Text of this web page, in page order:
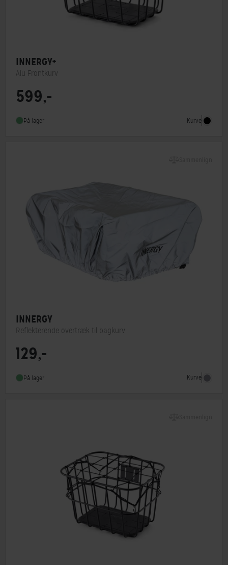
INNERGY+
Alu Frontkurv
Type
599,-
På lager Kurve
INNERGY
Reflekterende overtræk til bagkurv
Type
129,-
På lager Kurve